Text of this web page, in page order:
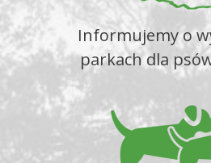
Informujemy o
parkach dla